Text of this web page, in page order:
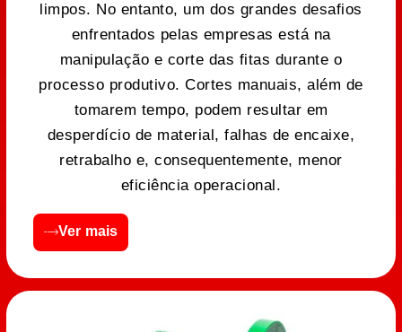
limpos. No entanto, um dos grandes desafios
enfrentados pelas empresas está na
manipulação e corte das fitas durante o
processo produtivo. Cortes manuais, além de
tomarem tempo, podem resultar em
desperdício de material, falhas de encaixe,
retrabalho e, consequentemente, menor
eficiência operacional.
Ver mais